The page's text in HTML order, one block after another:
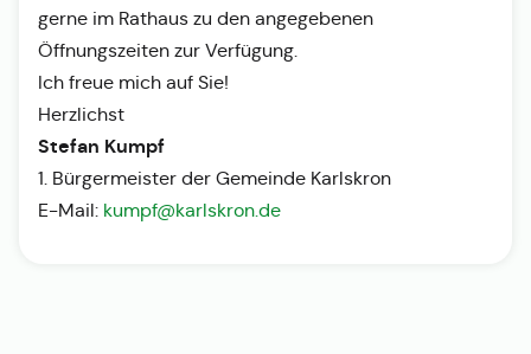
gerne im Rathaus zu den angegebenen
Öffnungszeiten zur Verfügung.
Ich freue mich auf Sie!
Herzlichst
Stefan Kumpf
1. Bürgermeister der Gemeinde Karlskron
E-Mail: kumpf@karlskron.de